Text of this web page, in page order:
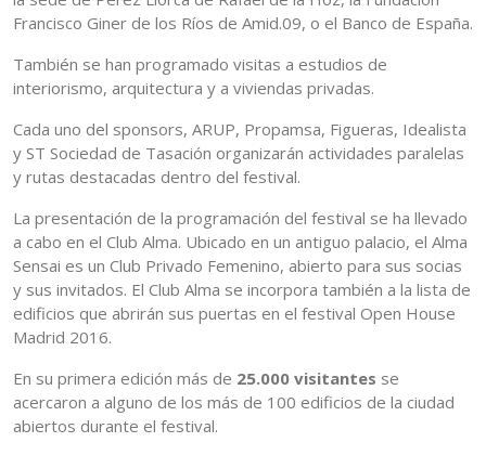
Francisco Giner de los Ríos de Amid.09, o el Banco de España.
También se han programado visitas a estudios de
interiorismo, arquitectura y a viviendas privadas.
Cada uno del sponsors, ARUP, Propamsa, Figueras, Idealista
y ST Sociedad de Tasación organizarán actividades paralelas
y rutas destacadas dentro del festival.
La presentación de la programación del festival se ha llevado
a cabo en el Club Alma. Ubicado en un antiguo palacio, el Alma
Sensai es un Club Privado Femenino, abierto para sus socias
y sus invitados. El Club Alma se incorpora también a la lista de
edificios que abrirán sus puertas en el festival Open House
Madrid 2016.
En su primera edición más de 25.000 visitantes se
acercaron a alguno de los más de 100 edificios de la ciudad
abiertos durante el festival.